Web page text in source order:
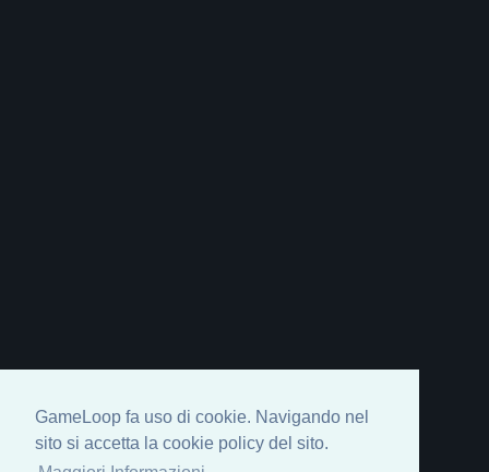
GameLoop fa uso di cookie. Navigando nel
sito si accetta la cookie policy del sito.